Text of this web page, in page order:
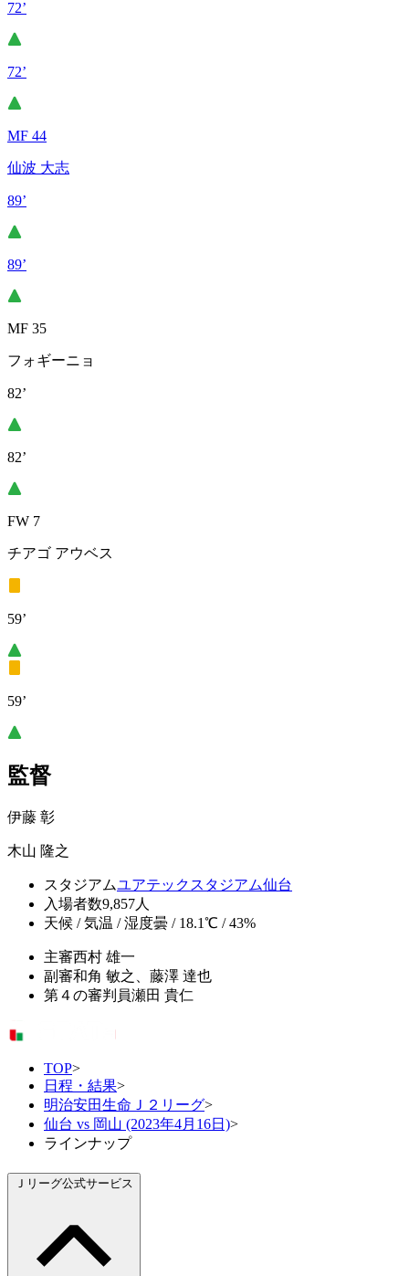
72’
72’
MF 44
仙波 大志
89’
89’
MF 35
フォギーニョ
82’
82’
FW 7
チアゴ アウベス
59’
59’
監督
伊藤 彰
木山 隆之
スタジアムユアテックスタジアム仙台
入場者数9,857人
天候 / 気温 / 湿度曇 / 18.1℃ / 43%
主審西村 雄一
副審和角 敏之、藤澤 達也
第４の審判員瀬田 貴仁
TOP>
日程・結果>
明治安田生命Ｊ２リーグ>
仙台 vs 岡山 (2023年4月16日)>
ラインナップ
Ｊリーグ公式サービス